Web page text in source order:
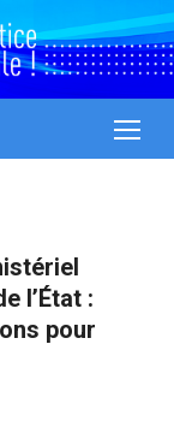
l’État :
pour